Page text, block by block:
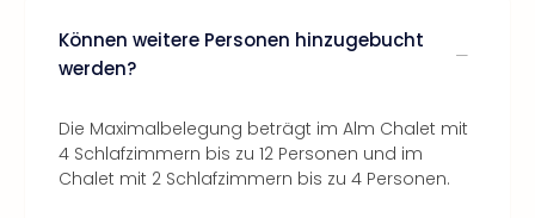
Können weitere Personen hinzugebucht
werden?
Die Maximalbelegung beträgt im Alm Chalet mit
4 Schlafzimmern bis zu 12 Personen und im
Chalet mit 2 Schlafzimmern bis zu 4 Personen.